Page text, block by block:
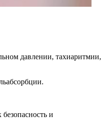
давлении, тахиаритмии,
и